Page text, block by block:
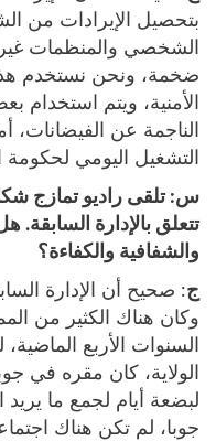
بتحصيل الإيرادات من
الشخصي والمنظمات غير
ضخمة، ونحن نستخدم هذه
الأمنية، ويتم استخدام
الناجمة عن الفيضانات،
التشغيل اليومي لحكومة
س:تلقى راديو تمازج
تتعلق بالإدارة
والشفافية والكفاءة؟
ج: صحيح أن الإدارة
وكان هناك الكثير من
السنوات الأربع
الولاية، كان مقره في
لبضعة أيام لجمع ما
جوبا، لم تكن هناك